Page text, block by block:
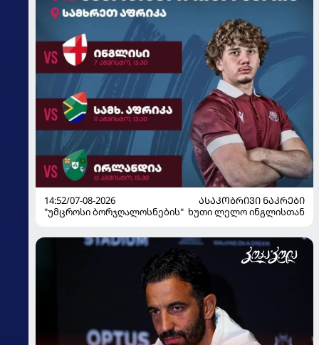
14:52/07-08-2026
ᲐᲡᲐᲙᲝᲑᲠᲘᲕᲘ ᲜᲐᲙᲠᲔᲑᲘ
"უმცროსი ბორჯღალოსნების" ხუთი ლელო ინგლისთან